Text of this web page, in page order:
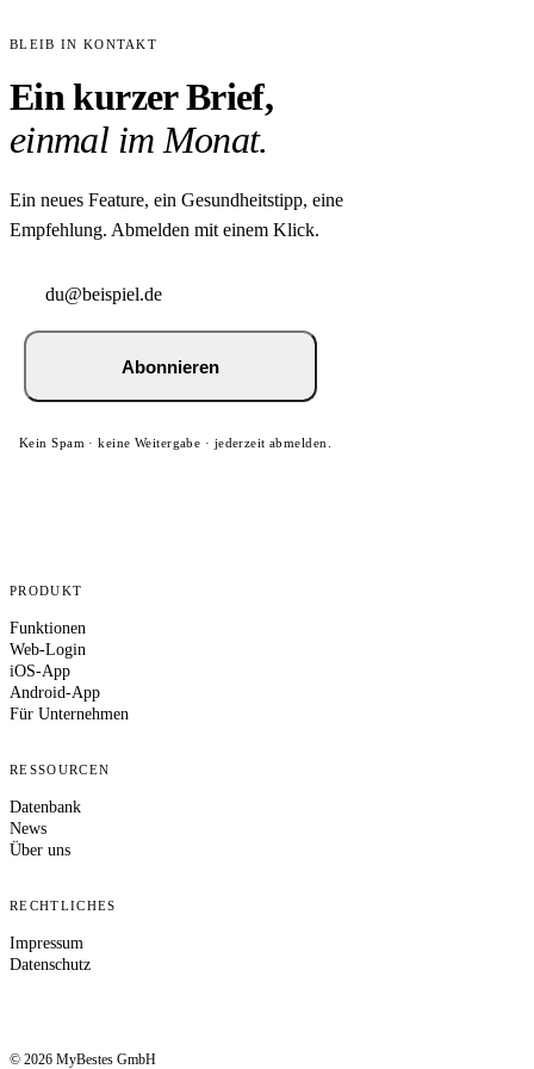
BLEIB IN KONTAKT
Ein kurzer Brief,
einmal im Monat.
Ein neues Feature, ein Gesundheitstipp, eine
Empfehlung. Abmelden mit einem Klick.
Abonnieren
Kein Spam · keine Weitergabe · jederzeit abmelden.
PRODUKT
Funktionen
Web-Login
iOS-App
Android-App
Für Unternehmen
RESSOURCEN
Datenbank
News
Über uns
RECHTLICHES
Impressum
Datenschutz
© 2026 MyBestes GmbH